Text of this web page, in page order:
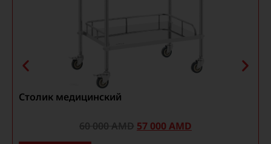
Столик медицинский
60 000AMD 57 000AMD